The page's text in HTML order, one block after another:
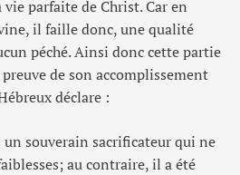
parfaite de Christ. Car en
il faille donc, une qualité
péché. Ainsi donc cette partie
de son accomplissement
déclare :
un souverain sacrificateur qui ne
au contraire, il a été